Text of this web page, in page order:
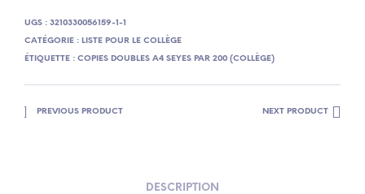
UGS : 3210330056159-1-1
CATÉGORIE : LISTE POUR LE COLLÈGE
ÉTIQUETTE : COPIES DOUBLES A4 SEYES PAR 200 (COLLÈGE)
PREVIOUS PRODUCT NEXT PRODUCT
DESCRIPTION